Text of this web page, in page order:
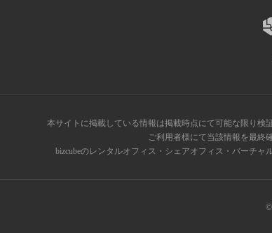
本サイトに掲載している情報は掲載時点にて可能な限り検
ご利用者様にて当該情報を最終
bizcubeのレンタルオフィス・シェアオフィス・バーチャ
©